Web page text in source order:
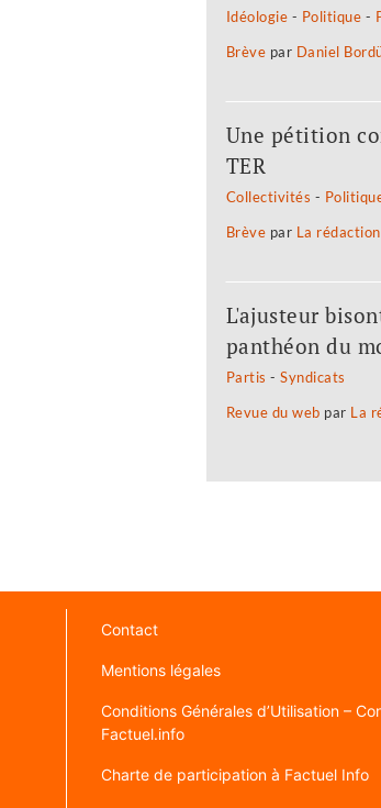
Idéologie - Politique -
Brève par Daniel
Une pétition
TER
Collectivités -
Brève par La rédaction
L'ajusteur
panthéon du
Partis -Syndicats
Revue du web par La
Contact
Mentions légales
Conditions Générales d’Utilisation –
Factuel.info
Charte de participation à Factuel Info